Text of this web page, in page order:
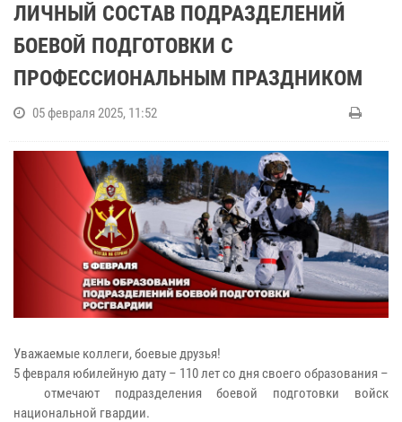
ЛИЧНЫЙ СОСТАВ ПОДРАЗДЕЛЕНИЙ
БОЕВОЙ ПОДГОТОВКИ С
ПРОФЕССИОНАЛЬНЫМ ПРАЗДНИКОМ
05 февраля 2025, 11:52
Уважаемые коллеги, боевые друзья!
5 февраля юбилейную дату – 110 лет со дня своего образования –
отмечают подразделения боевой подготовки войск
национальной гвардии.